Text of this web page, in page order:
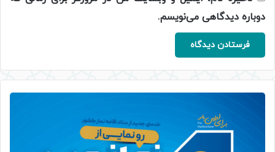
دوباره دیدگاهی می‌نویسم.